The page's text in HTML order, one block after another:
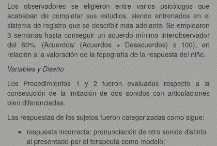
Los observadores se eligieron entre varios psicólogos que
acababan de completar sus estudios, siendo entrenados en el
sistema de registro que se describir más adelante. Se emplearon
3 semanas hasta conseguir un acuerdo mínimo interobservador
del 80%. (Acuerdos/ (Acuerdos + Desacuerdos) x 100), en
relación a la valoración de la topografía de la respuesta del niño.
Variables y Diseño
Los Procedimientos 1 y 2 fueron evaluados respecto a la
consecución de la imitación de dos sonidos con articulaciones
bien diferenciadas.
Las respuestas de los sujetos fueron categorizadas como sigue:
respuesta incorrecta: pronunciación de otro sonido distinto
al presentado por el terapeuta como modelo;